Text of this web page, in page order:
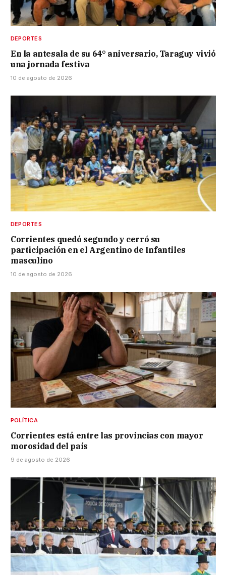
DEPORTES
En la antesala de su 64° aniversario, Taraguy vivió
una jornada festiva
10 de agosto de 2026
DEPORTES
Corrientes quedó segundo y cerró su
participación en el Argentino de Infantiles
masculino
10 de agosto de 2026
POLÍTICA
Corrientes está entre las provincias con mayor
morosidad del país
9 de agosto de 2026